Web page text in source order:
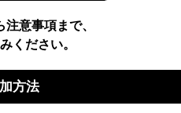
意事項まで、
ください。
方法